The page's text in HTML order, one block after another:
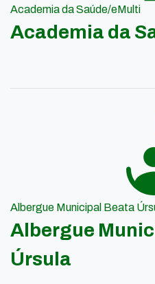
Academia da Saúde/eMulti
Academia da
Albergue Municipal Beata
Albergue
Úrsula